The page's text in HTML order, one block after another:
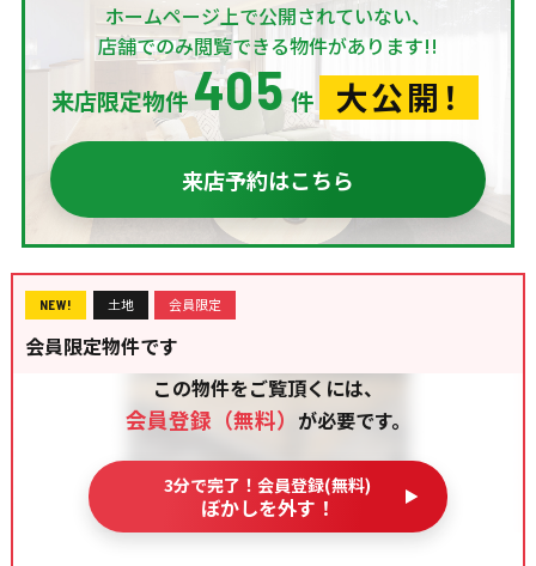
ホームページ上で公開されていない、
店舗でのみ閲覧できる物件があります!!
来店限定物件 405件 大公開！
来店予約はこちら
NEW! 土地 会員限定
会員限定物件です
この物件をご覧頂くには、
会員登録（無料） が必要です。
3分で完了！会員登録(無料)
ぼかしを外す！